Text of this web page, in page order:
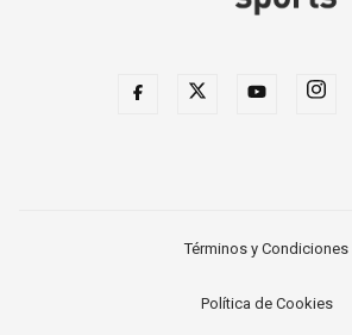
Términos y Condiciones
Política de Cookies